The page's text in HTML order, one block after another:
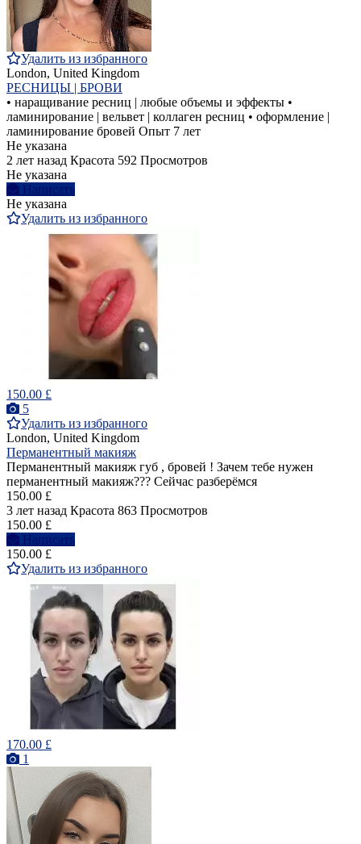
Удалить из избранного
London, United Kingdom
РЕСНИЦЫ | БРОВИ
• наращивание ресниц | любые объемы и эффекты •
ламинирование | вельвет | коллаген ресниц • оформление |
ламинирование бровей Опыт 7 лет
Не указана
2 лет назад Красота 592 Просмотров
Не указана
Написать
Не указана
Удалить из избранного
150.00 £
5
Удалить из избранного
London, United Kingdom
Перманентный макияж
Перманентный макияж губ , бровей ! Зачем тебе нужен
перманентный макияж??? Сейчас разберёмся
150.00 £
3 лет назад Красота 863 Просмотров
150.00 £
Написать
150.00 £
Удалить из избранного
170.00 £
1